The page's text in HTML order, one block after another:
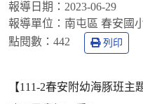
報導日期： 2023-06-29
報導單位： 南屯區 春安國
點閱數： 442 列印
【111-2春安附幼海豚班主